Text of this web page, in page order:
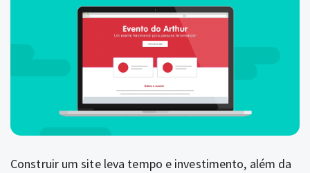
Construir um site leva tempo e investimento, além da